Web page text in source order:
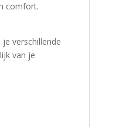
comfort.
verschillende
van je